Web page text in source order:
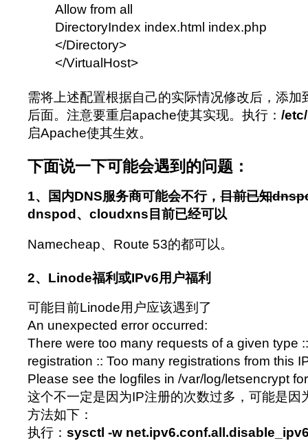
Allow from all
DirectoryIndex index.html index.php
</Directory>
</VirtualHost>
需将上述配置根据自己的实际情况修改后，添加
后面。注意要重启apache使其实现。执行： /
启Apache使其生效。
下面说一下可能会遇到的问题：
1、国内DNS服务商可能会不行， 目前已知
dnspod、cloudxns目前已经可以
Namecheap、Route 53的都可以。
2、Linode福利或IPv6用户福利
可能目前Linode用户应该遇到了
An unexpected error occurred:
There were too many requests of a given type
registration :: Too many registrations from this
Please see the logfiles in /var/log/letsencrypt
这个不一定是因为IP注册的次数过多，可能是因
方法如下：
执行： sysctl -w